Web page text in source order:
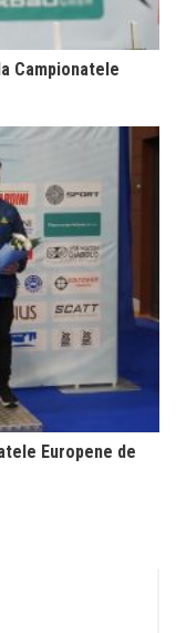
Campionatele
Europene de